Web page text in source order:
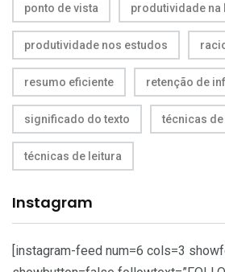
ponto de vista produtividade na
produtividade nos estudos
resumo eficiente retenção de
significado do texto técnicas
técnicas de leitura
Instagram
[instagram-feed num=6 cols=3